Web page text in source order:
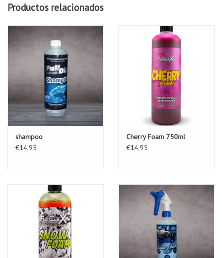
Productos relacionados
shampoo
€14,95
Cherry Foam 750ml
€14,95